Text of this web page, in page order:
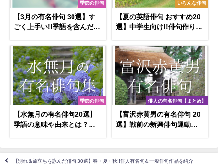
季節の俳句
【3月の有名俳句 30選】す
ごく上手い!!季語を含んだお
いろんな俳句
【夏の英語俳句 おすすめ20
選】中学生向け!!俳句作りの
季節の俳句
【水無月の有名俳句20選】
季語の意味や由来とは？知
俳人の有名俳句【まとめ】
【富沢赤黄男の有名俳句 20
選】戦前の新興俳句運動の
【別れ＆旅立ちを詠んだ俳句 30選】春・夏・秋!!俳人有名句＆一般俳句作品を紹介